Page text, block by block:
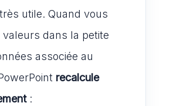
utile. Quand vous
valeurs dans la petite
associée au
recalcule
: